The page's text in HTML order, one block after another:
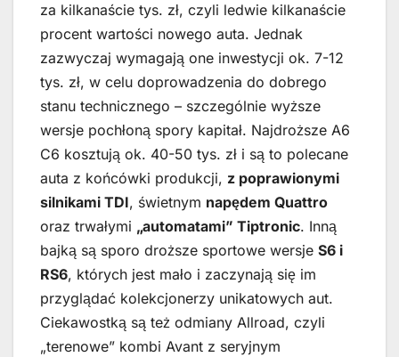
za kilkanaście tys. zł, czyli ledwie kilkanaście
procent wartości nowego auta. Jednak
zazwyczaj wymagają one inwestycji ok. 7-12
tys. zł, w celu doprowadzenia do dobrego
stanu technicznego – szczególnie wyższe
wersje pochłoną spory kapitał. Najdroższe A6
C6 kosztują ok. 40-50 tys. zł i są to polecane
auta z końcówki produkcji, z poprawionymi
silnikami TDI, świetnym napędem Quattro
oraz trwałymi „automatami” Tiptronic. Inną
bajką są sporo droższe sportowe wersje S6 i
RS6, których jest mało i zaczynają się im
przyglądać kolekcjonerzy unikatowych aut.
Ciekawostką są też odmiany Allroad, czyli
„terenowe” kombi Avant z seryjnym